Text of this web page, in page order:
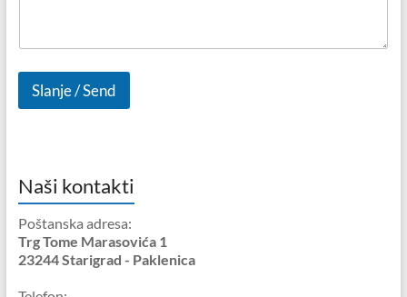
k
E
l
:
Slanje / Send
Naši kontakti
Poštanska adresa:
Trg Tome Marasovića 1
23244 Starigrad - Paklenica